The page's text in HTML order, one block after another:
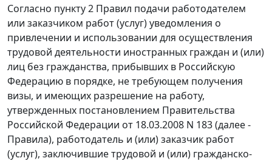
Согласно пункту 2 Правил подачи работодателем
или заказчиком работ (услуг) уведомления о
привлечении и использовании для осуществления
трудовой деятельности иностранных граждан и (или)
лиц без гражданства, прибывших в Российскую
Федерацию в порядке, не требующем получения
визы, и имеющих разрешение на работу,
утвержденных постановлением Правительства
Российской Федерации от 18.03.2008 N 183 (далее -
Правила), работодатель и (или) заказчик работ
(услуг), заключившие трудовой и (или) гражданско-